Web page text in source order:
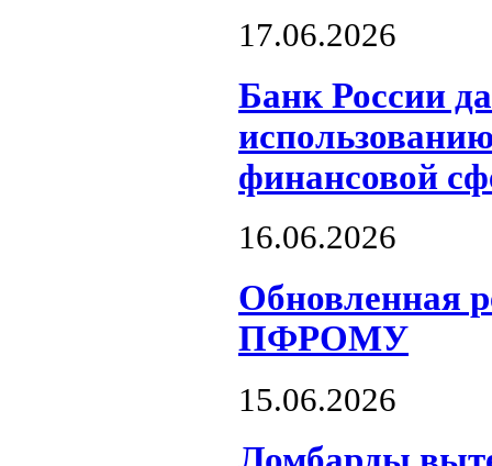
17.06.2026
Банк России
финансовой
16.06.2026
Обновленная
ПФРОМУ
15.06.2026